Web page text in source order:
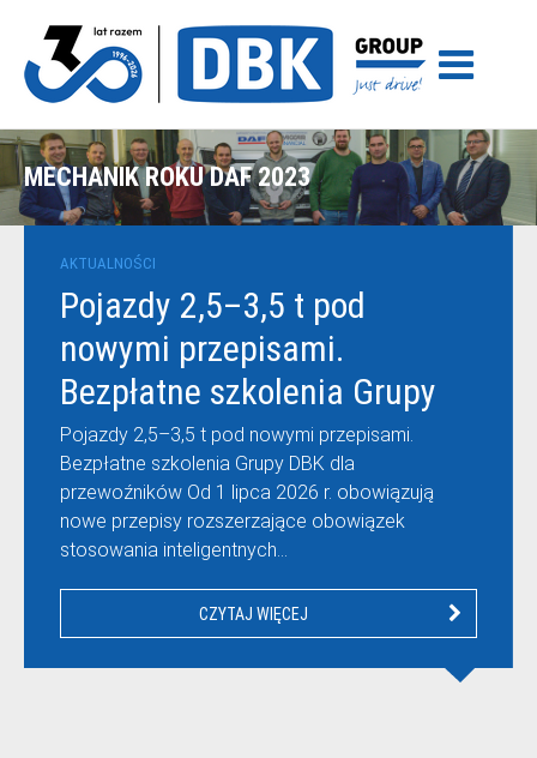
MECHANIK ROKU DAF 2023
AKTUALNOŚCI
Pojazdy 2,5–3,5 t pod
nowymi przepisami.
Bezpłatne szkolenia Grupy
DBK dla przewoźników
Pojazdy 2,5–3,5 t pod nowymi przepisami.
Bezpłatne szkolenia Grupy DBK dla
przewoźników Od 1 lipca 2026 r. obowiązują
nowe przepisy rozszerzające obowiązek
stosowania inteligentnych…
CZYTAJ WIĘCEJ